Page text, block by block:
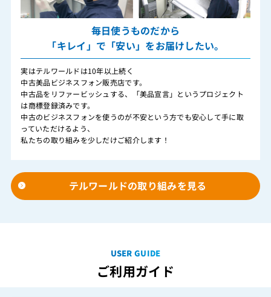
毎日使うものだから
「キレイ」で「安い」をお届けしたい。
実はテルワールドは10年以上続く
中古美品ビジネスフォン販売店です。
中古品をリファービッシュする、「美品宣言」というプロジェクト
は商標登録済みです。
中古のビジネスフォンを使うのが不安という方でも安心して手に取
っていただけるよう、
私たちの取り組みを少しだけご紹介します！
テルワールドの取り組みを見る
USER GUIDE
ご利用ガイド